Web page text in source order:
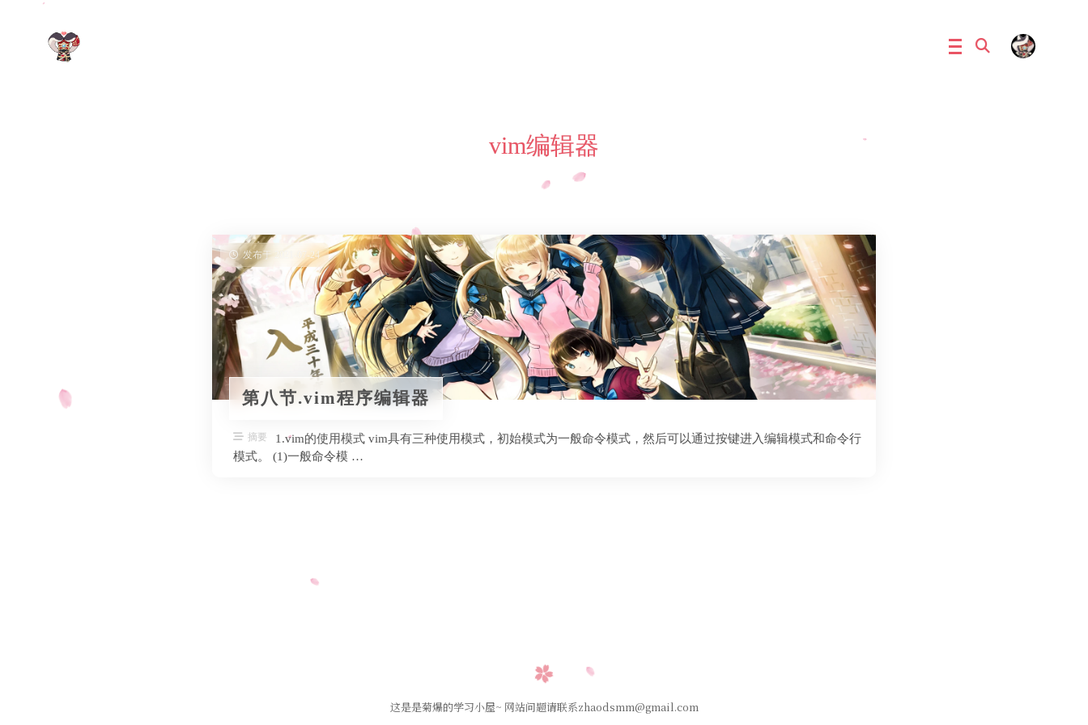
vim编辑器
发布于 2021-07-24
第八节.vim程序编辑器
摘要
1.vim的使用模式 vim具有三种使用模式，初始模式为一般命令模式，然后可以通过按键进入编辑模式和命令行
模式。 (1)一般命令模 …
这是是菊爆的学习小屋~ 网站问题请联系zhaodsmm@gmail.com